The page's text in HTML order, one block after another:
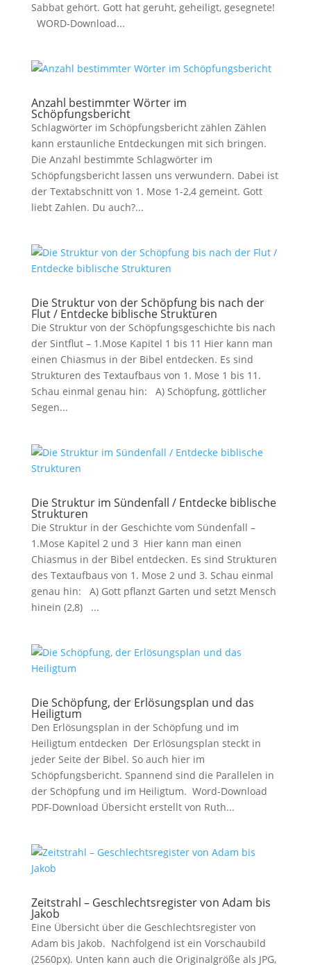
Sabbat gehört. Gott hat geruht, geheiligt, gesegnete!
WORD-Download...
Anzahl bestimmter Wörter im
Schöpfungsbericht
Schlagwörter im Schöpfungsbericht zählen Zählen
kann erstaunliche Entdeckungen mit sich bringen.
Die Anzahl bestimmte Schlagwörter im
Schöpfungsbericht lassen uns verwundern. Dabei ist
der Textabschnitt von 1. Mose 1-2,4 gemeint. Gott
liebt Zahlen. Du auch?...
Die Struktur von der Schöpfung bis nach der
Flut / Entdecke biblische Strukturen
Die Struktur von der Schöpfungsgeschichte bis nach
der Sintflut – 1.Mose Kapitel 1 bis 11 Hier kann man
einen Chiasmus in der Bibel entdecken. Es sind
Strukturen des Textaufbaus von 1. Mose 1 bis 11.
Schau einmal genau hin: A) Schöpfung, göttlicher
Segen...
Die Struktur im Sündenfall / Entdecke biblische
Strukturen
Die Struktur in der Geschichte vom Sündenfall –
1.Mose Kapitel 2 und 3 Hier kann man einen
Chiasmus in der Bibel entdecken. Es sind Strukturen
des Textaufbaus von 1. Mose 2und 3. Schau einmal
genau hin: A) Gott pflanzt Garten und setzt Mensch
hinein (2,8) ...
Die Schöpfung, der Erlösungsplan und das
Heiligtum
Den Erlösungsplan in der Schöpfung und im
Heiligtum entdecken Der Erlösungsplan steckt in
jeder Seite der Bibel. So auch hier im
Schöpfungsbericht. Spannend sind die Parallelen in
der Schöpfung und im Heiligtum. Word-Download
PDF-Download Übersicht erstellt von Ruth...
Zeitstrahl – Geschlechtsregister von Adam bis
Jakob
Eine Übersicht über die Geschlechtsregister von
Adam bis Jakob. Nachfolgend ist ein Vorschaubild
(2560px). Unten kann auch die Originalgröße als JPG,